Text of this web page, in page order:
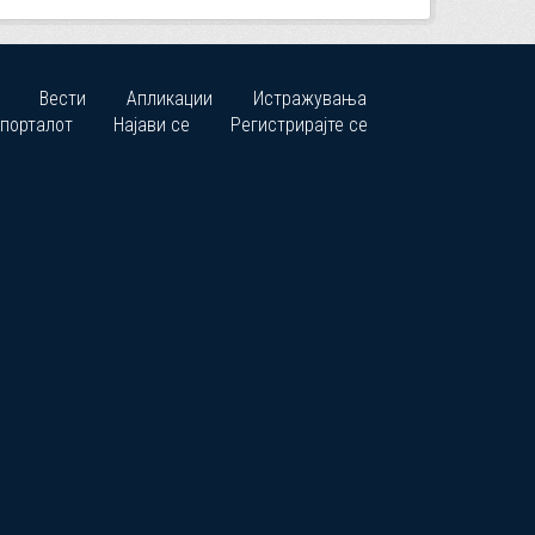
Вести Апликации
Истражувања
Најави се Регистрирајте се